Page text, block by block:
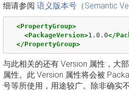
细请参阅 语义版本号（Semantic
<PropertyGroup>
<PackageVersion>1.0.0</
</PropertyGroup>
与此相关的还有 Version 属性，大
属性。此 Version 属性将会被
号等所使用，用途较广。除非确实